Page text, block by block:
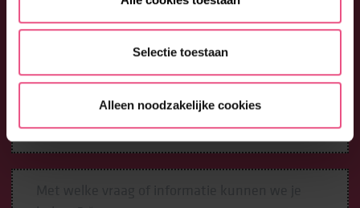
Selectie toestaan
Alleen noodzakelijke cookies